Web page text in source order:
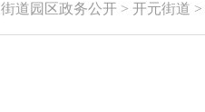
街道园区政务公开 > 开元街道 >